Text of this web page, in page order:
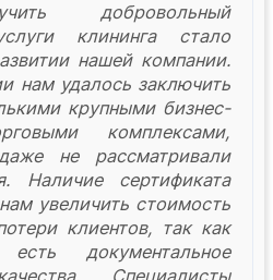
добровольный
клининга стало
нашей компании.
нам удалось заключить
крупными бизнес-
комплексами,
не рассматривали
Наличие сертификата
увеличить стоимость
клиентов, так как
документальное